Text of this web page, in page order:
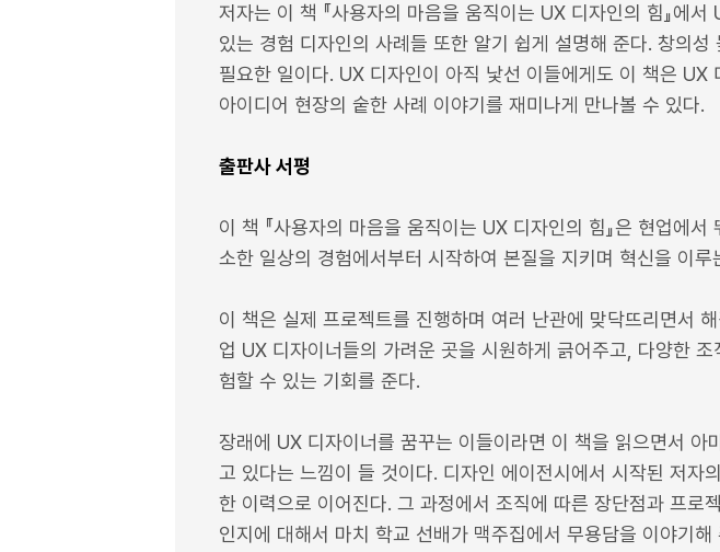
저자는 이 책 『사용자의 마음을 움직이는 UX 디자인의 힘』에
있는 경험 디자인의 사례들 또한 알기 쉽게 설명해 준다. 창의
필요한 일이다. UX 디자인이 아직 낯선 이들에게도 이 책은
아이디어 현장의 숱한 사례 이야기를 재미나게 만나볼 수 있다.
출판사 서평
이 책 『사용자의 마음을 움직이는 UX 디자인의 힘』은 현업에
소한 일상의 경험에서부터 시작하여 본질을 지키며 혁신을 이
이 책은 실제 프로젝트를 진행하며 여러 난관에 맞닥뜨리면서
업 UX 디자이너들의 가려운 곳을 시원하게 긁어주고, 다양한
험할 수 있는 기회를 준다.
장래에 UX 디자이너를 꿈꾸는 이들이라면 이 책을 읽으면서
고 있다는 느낌이 들 것이다. 디자인 에이전시에서 시작된 저
한 이력으로 이어진다. 그 과정에서 조직에 따른 장단점과 프로
인지에 대해서 마치 학교 선배가 맥주집에서 무용담을 이야기